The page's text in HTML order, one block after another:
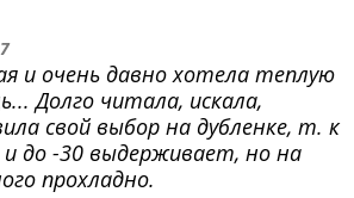
и очень давно хотела теплую
Долго читала, искала,
свой выбор на дубленке, т. к
до -30 выдерживает, но на
прохладно.